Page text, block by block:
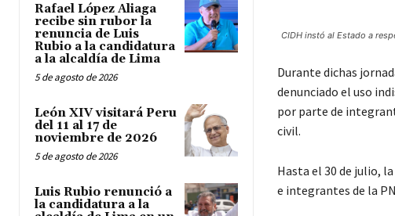
Rafael López Aliaga
recibe sin rubor la
renuncia de Luis
Rubio a la candidatura
a la alcaldía de Lima
5 de agosto de 2026
León XIV visitará Peru
del 11 al 17 de
noviembre de 2026
5 de agosto de 2026
Luis Rubio renunció a
la candidatura a la
CIDH instó al Estado a
Durante dichas
denunciado el uso
por parte de
civil.
Hasta el 30 de julio,
e integrantes de la